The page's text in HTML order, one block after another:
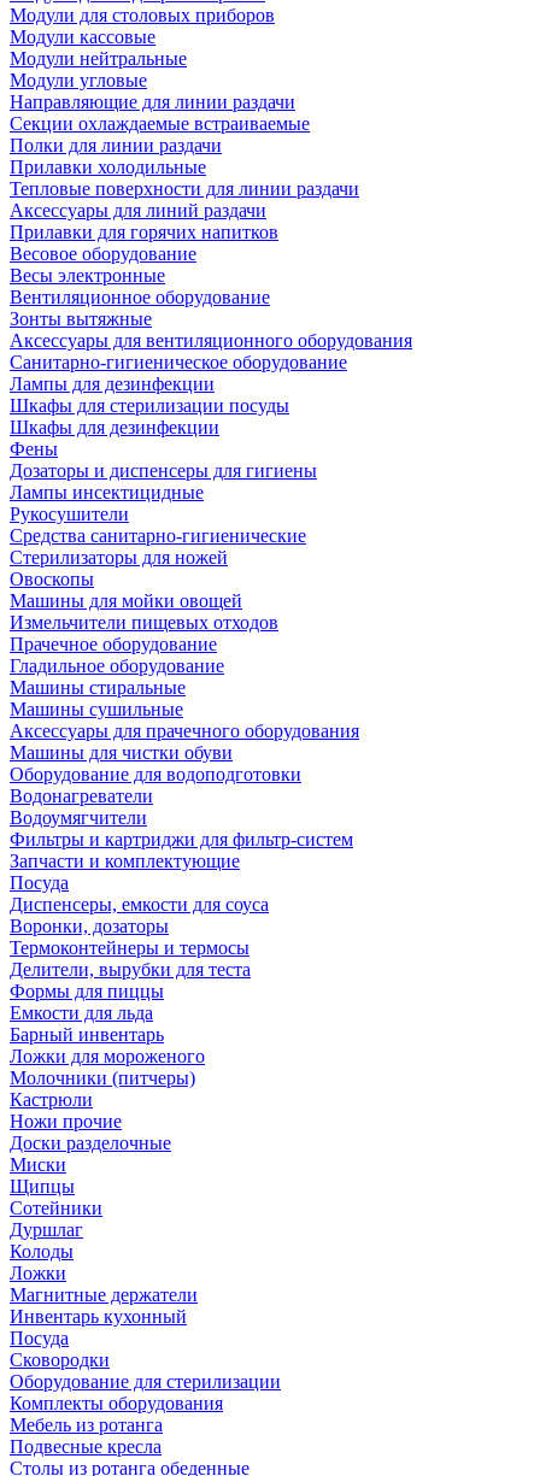
Модули для столовых приборов
Модули кассовые
Модули нейтральные
Модули угловые
Направляющие для линии раздачи
Секции охлаждаемые встраиваемые
Полки для линии раздачи
Прилавки холодильные
Тепловые поверхности для линии раздачи
Аксессуары для линий раздачи
Прилавки для горячих напитков
Весовое оборудование
Весы электронные
Вентиляционное оборудование
Зонты вытяжные
Аксессуары для вентиляционного оборудования
Санитарно-гигиеническое оборудование
Лампы для дезинфекции
Шкафы для стерилизации посуды
Шкафы для дезинфекции
Фены
Дозаторы и диспенсеры для гигиены
Лампы инсектицидные
Рукосушители
Средства санитарно-гигиенические
Стерилизаторы для ножей
Овоскопы
Машины для мойки овощей
Измельчители пищевых отходов
Прачечное оборудование
Гладильное оборудование
Машины стиральные
Машины сушильные
Аксессуары для прачечного оборудования
Машины для чистки обуви
Оборудование для водоподготовки
Водонагреватели
Водоумягчители
Фильтры и картриджи для фильтр-систем
Запчасти и комплектующие
Посуда
Диспенсеры, емкости для соуса
Воронки, дозаторы
Термоконтейнеры и термосы
Делители, вырубки для теста
Формы для пиццы
Емкости для льда
Барный инвентарь
Ложки для мороженого
Молочники (питчеры)
Кастрюли
Ножи прочие
Доски разделочные
Миски
Щипцы
Сотейники
Дуршлаг
Колоды
Ложки
Магнитные держатели
Инвентарь кухонный
Посуда
Сковородки
Оборудование для стерилизации
Комплекты оборудования
Мебель из ротанга
Подвесные кресла
Столы из ротанга обеденные